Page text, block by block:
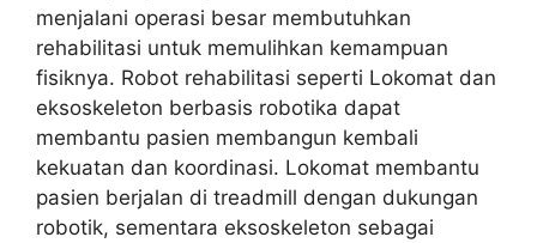
menjalani operasi besar membutuhkan
rehabilitasi untuk memulihkan kemampuan
fisiknya. Robot rehabilitasi seperti Lokomat dan
eksoskeleton berbasis robotika dapat
membantu pasien membangun kembali
kekuatan dan koordinasi. Lokomat membantu
pasien berjalan di treadmill dengan dukungan
robotik, sementara eksoskeleton sebagai